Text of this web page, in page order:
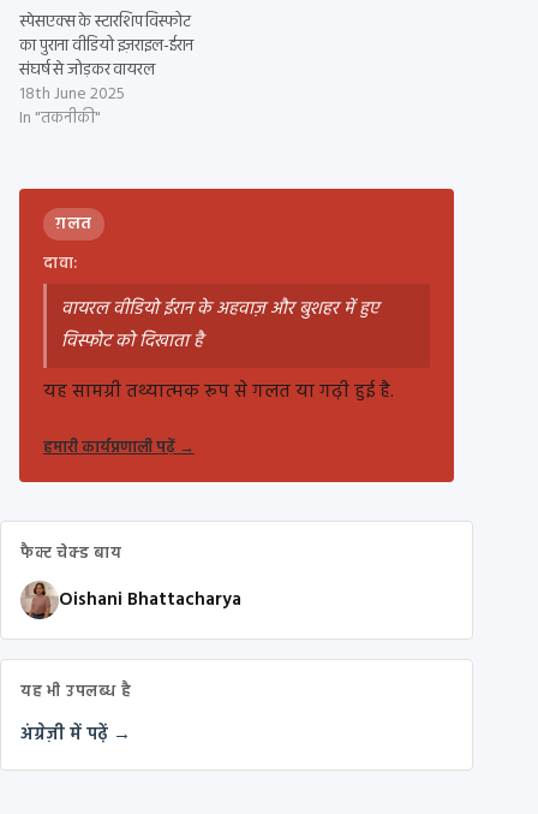
स्पेसएक्स के स्टारशिप विस्फोट
का पुराना वीडियो इज़राइल-ईरान
संघर्ष से जोड़कर वायरल
18th June 2025
In "तकनीकी"
ग़लत
दावा:
वायरल वीडियो ईरान के अहवाज़ और बुशहर में हुए
विस्फोट को दिखाता है
यह सामग्री तथ्यात्मक रूप से गलत या गढ़ी हुई है.
हमारी कार्यप्रणाली पढ़ें→
फैक्ट चेक्ड बाय
Oishani Bhattacharya
यह भी उपलब्ध है
अंग्रेज़ी में पढ़ें →